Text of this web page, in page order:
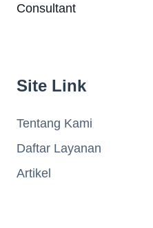
Consultant
Site Link
Tentang Kami
Daftar Layanan
Artikel